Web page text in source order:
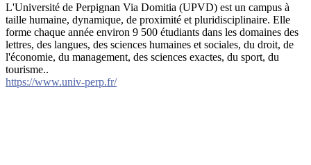
L'Université de Perpignan Via Domitia (UPVD) est un campus à
taille humaine, dynamique, de proximité et pluridisciplinaire. Elle
forme chaque année environ 9 500 étudiants dans les domaines des
lettres, des langues, des sciences humaines et sociales, du droit, de
l'économie, du management, des sciences exactes, du sport, du
tourisme..
https://www.univ-perp.fr/